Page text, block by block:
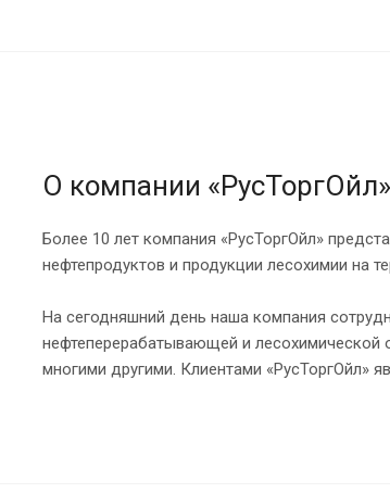
О компании «РусТоргОйл»
Более 10 лет компания «РусТоргОйл»
нефтепродуктов и продукции лесохимии на
На сегодняшний день наша компания
нефтеперерабатывающей и
многими другими. Клиентами «РусТоргОйл»